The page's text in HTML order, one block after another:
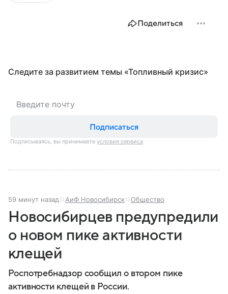
Поделиться
Следите за развитием темы «Топливный кризис»
Подписаться
Подписываясь, вы принимаете условия сервиса
59 минут назад АиФ Новосибирск Общество
Новосибирцев предупредили
о новом пике активности
клещей
Роспотребнадзор сообщил о втором пике
активности клещей в России.